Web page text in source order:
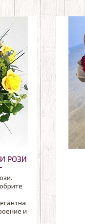
РОЗИ
и